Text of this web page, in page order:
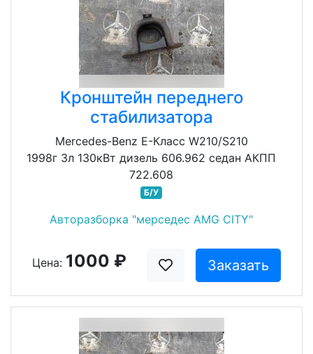
Кронштейн переднего
стабилизатора
Mercedes-Benz E-Класс W210/S210
1998г 3л 130кВт дизель 606.962 седан АКПП
722.608
Б/У
Авторазборка "мерседес AMG CITY"
Цена: 1000 ₽ Заказать